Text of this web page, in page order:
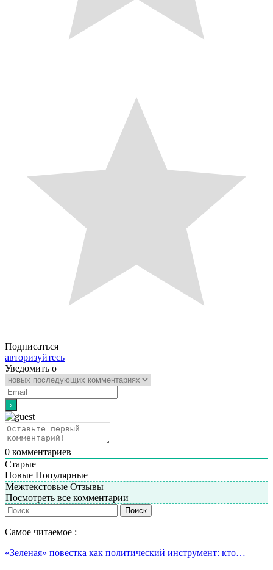
Подписаться
авторизуйтесь
Уведомить о
0 комментариев
Старые
Новые Популярные
Межтекстовые Отзывы
Посмотреть все комментарии
Самое читаемое :
«Зеленая» повестка как политический инструмент: кто…